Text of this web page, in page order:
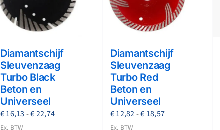
Diamantschijf
Sleuvenzaag
Turbo Black
Beton en
Universeel
€16,13 -€22,74Prijsklasse:
Ex. BTW
Diamantschijf
Sleuvenzaag
Turbo Red
Beton en
Universeel
€12,82-€ 18,57Prijsklasse:
Ex. BTW